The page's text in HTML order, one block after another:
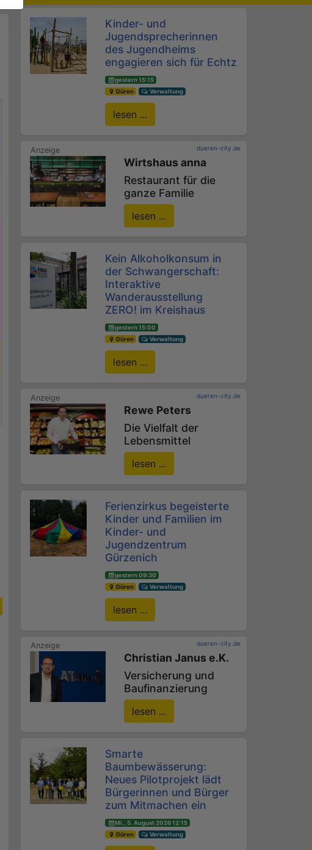
Kinder- und
Jugendsprecherinnen
des Jugendheims
engagieren sich für Echtz
gestern 15:15
Düren
Verwaltung
lesen ...
dueren-city.de
Wirtshaus anna
Restaurant für die
ganze Familie
lesen ...
Kein Alkoholkonsum in
der Schwangerschaft:
Interaktive
Wanderausstellung
ZERO! im Kreishaus
gestern 15:00
Düren
Verwaltung
lesen ...
dueren-city.de
Rewe Peters
Die Vielfalt der
Lebensmittel
lesen ...
Ferienzirkus begeisterte
Kinder und Familien im
Kinder- und
Jugendzentrum
Gürzenich
gestern 09:30
Düren
Verwaltung
lesen ...
dueren-city.de
Christian Janus e.K.
Versicherung und
Baufinanzierung
lesen ...
Smarte
Baumbewässerung:
Neues Pilotprojekt lädt
Bürgerinnen und Bürger
zum Mitmachen ein
Mi., 5. August 2026 12:15
Düren
Verwaltung